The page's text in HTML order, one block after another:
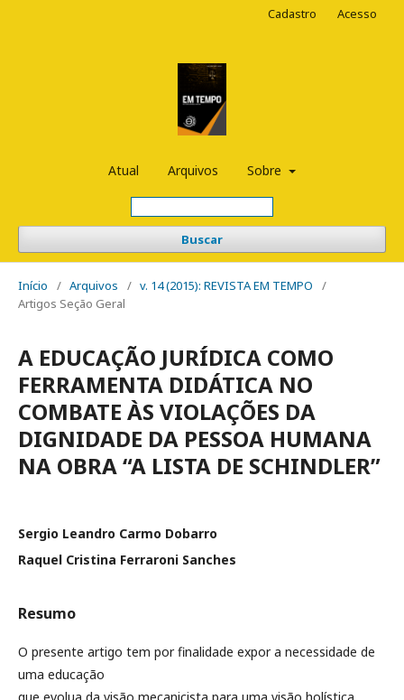
Atual Arquivos Sobre
Buscar
Cadastro Acesso
Início / Arquivos / v. 14 (2015): REVISTA EM TEMPO
/
Artigos Seção Geral
A EDUCAÇÃO JURÍDICA COMO
FERRAMENTA DIDÁTICA NO
COMBATE ÀS VIOLAÇÕES DA
DIGNIDADE DA PESSOA HUMANA
NA OBRA “A LISTA DE SCHINDLER”
Sergio Leandro Carmo Dobarro
Raquel Cristina Ferraroni Sanches
Resumo
O presente artigo tem por finalidade expor a necessidade de
uma educação